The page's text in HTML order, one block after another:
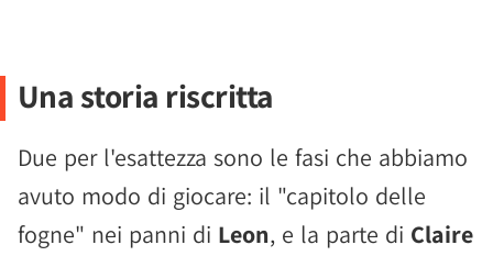
Una storia riscritta
Due per l'esattezza sono le fasi che abbiamo
avuto modo di giocare: il "capitolo delle
fogne" nei panni di Leon, e la parte di Claire